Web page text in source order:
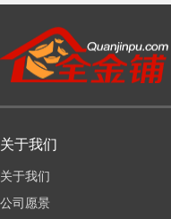
关于我们
关于我们
公司愿景